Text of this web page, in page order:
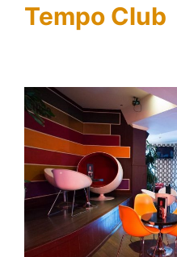
Tempo Club